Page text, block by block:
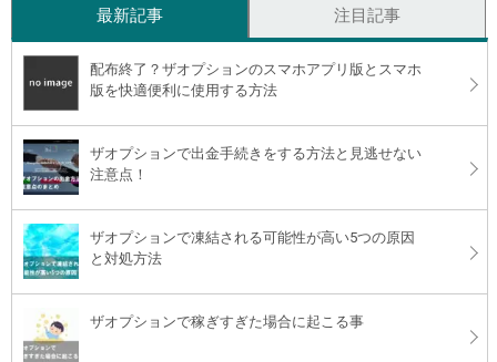
最新記事 注目記事
配布終了？ザオプションのスマホアプリ版とスマホ
版を快適便利に使用する方法
ザオプションで出金手続きをする方法と見逃せない
注意点！
ザオプションで凍結される可能性が高い5つの原因
と対処方法
ザオプションで稼ぎすぎた場合に起こる事